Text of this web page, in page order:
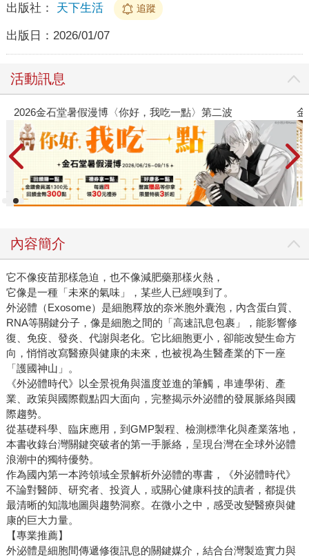
出版社： 天下生活 追蹤
出版日： 2026/01/07
活動訊息
2026金石堂暑假漫博〈你好，我吃一點〉第二波 金
內容簡介
它不像疫苗那樣急迫，也不像減肥藥那樣火熱，
它像是一種「未來的氣味」，某些人已經嗅到了。
外泌體（Exosome）是細胞釋放的奈米胞外囊泡，內含蛋白質、
RNA等關鍵分子，像是細胞之間的「高速訊息包裹」，能影響修
復、免疫、發炎、代謝與老化。它比細胞更小，卻能改變生命方
向，悄悄改寫醫療與健康的未來，也被視為生醫產業的下一座
「護國神山」。
《外泌體時代》以全景視角與溫度並進的筆觸，串連學術、產
業、政策與國際觀點四大面向，完整揭示外泌體的發展脈絡與國
際趨勢。
從基礎科學、臨床應用，到GMP製程、檢測標準化與產業落地，
本書收錄台灣關鍵突破者的第一手脈絡，呈現台灣在全球外泌體
浪潮中的獨特優勢。
作為國內第一本跨領域全景解析外泌體的專書，《外泌體時代》
不論對醫師、研究者、投資人，或關心健康科技的讀者，都提供
最清晰的知識地圖與趨勢洞察。在微小之中，感受改變醫療與健
康的巨大力量。
【專業推薦】
外泌體是細胞間傳遞修復訊息的關鍵媒介，結合台灣製造實力與